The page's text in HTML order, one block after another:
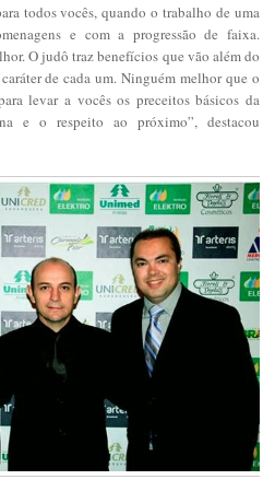
todos vocês, quando o trabalho de uma
e com a progressão de faixa.
O judô traz benefícios que vão além do
de cada um. Ninguém melhor que o
levar a vocês os preceitos básicos da
e o respeito ao próximo”, destacou